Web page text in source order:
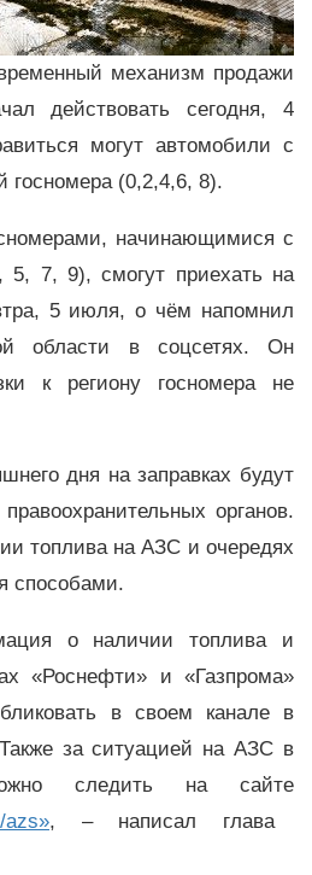
механизм продажи
действовать сегодня, 4
могут автомобили с
госномера (0,2,4,6, 8).
начинающимися с
5, 7, 9), смогут приехать на
5 июля, о чём напомнил
области в соцсетях. Он
к региону госномера не
дня на заправках будут
органов.
топлива на АЗС и очередях
способами.
о наличии топлива и
«Роснефти» и «Газпрома»
в своем канале в
за ситуацией на АЗС в
следить на сайте
azs», – написал глава